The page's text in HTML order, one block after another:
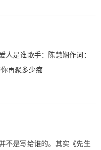
是谁歌手：陈慧娴作词：
再聚多少痴
不是写给谁的。其实《先生